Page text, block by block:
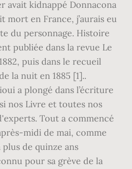
avait kidnappé Donnacona
mort en France, j’aurais eu
du personnage. Histoire
publiée dans la revue Le
puis dans le recueil
la nuit en 1885 [1]..
a plongé dans l’écriture
nos Livre et toutes nos
Tout a commencé
midi de mai, comme
de quinze ans
pour sa grève de la